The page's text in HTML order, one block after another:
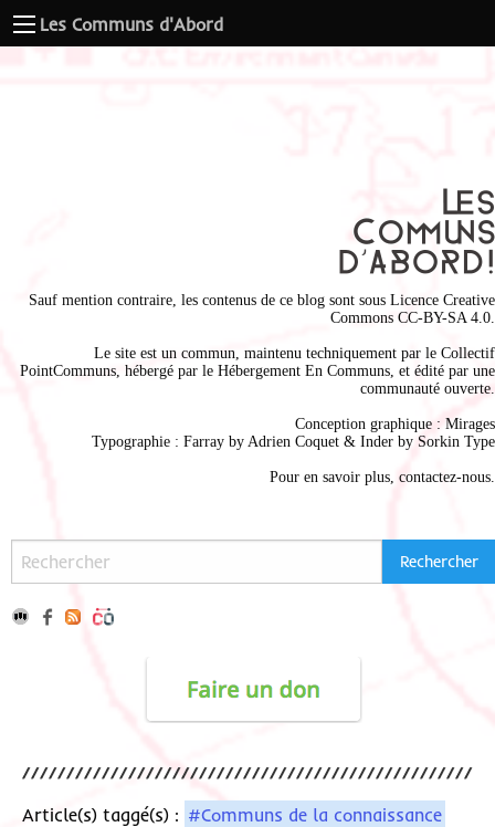
Les Communs d'Abord
Sauf mention contraire, les contenus de ce blog sont sous Licence Creative
Commons CC-BY-SA 4.0
Le site est un commun, maintenu techniquement par le Collectif
PointCommuns , hébergé par le Hébergement En Communs , et édité par une
communauté ouverte.
Conception graphique : Mirages
Typographie : Farray by Adrien Coquet & Inder by Sorkin Type
Pour en savoir plus, contactez-nous
Article(s) taggé(s) : #Communs de la connaissance